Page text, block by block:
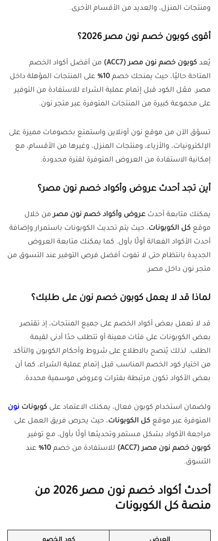
ومنتجات المنزل، والعديد من الأقسام الأخرى.
أقوى كوبون خصم نون مصر 2026؟
يُعد كوبون خصم نون مصر (ACC7)
من أفضل أكواد الخصم
المتاحة حاليًا، حيث يمنحك خصم 10%
على المنتجات المؤهلة داخل
مصر. فعّل الكود قبل إتمام عملية الشراء للاستفادة من التوفير
على مجموعة كبيرة من المنتجات المتوفرة عبر متجر نون.
تسوّق الآن من موقع نون أونلاين واستمتع بخصومات مميزة على
الإلكترونيات، والأزياء، ومنتجات المنزل، وغيرها من الأقسام، مع
إمكانية الاستفادة من العروض المتوفرة لفترة محدودة.
أين تجد أحدث عروض وأكواد خصم نون مصر؟
يمكنك متابعة أحدث عروض وأكواد خصم نون مصرمن خلال
موقع كل الكوبونات، حيث يتم تحديث الكوبونات باستمرار وإضافة
أحدث الأكواد الفعالة أولًا بأول. كما يمكنك متابعة العروض
الجديدة بانتظام حتى لا تفوت أفضل فرص التوفير عند التسوق من
متجر نون داخل مصر.
لماذا قد لا يعمل كوبون خصم نون على طلبك؟
قد لا تعمل بعض أكواد الخصم على جميع المنتجات، إذ تقتصر
بعض الكوبونات على فئات معينة أو تتطلب حدًا أدنى لقيمة
الطلب. لذلك يُنصح بالاطلاع على شروط وأحكام الكوبون والتأكد
من اختيار كود الخصم المناسب قبل إتمام عملية الشراء، كما أن
بعض الأكواد تكون مرتبطة بفترات وعروض موسمية محددة.
ولضمان استخدام كوبون فعال، يمكنك الاعتماد على كوبونات نون
المتوفرة عبر موقع كل الكوبونات، حيث يحرص فريق العمل على
مراجعة الأكواد بشكل مستمر وتحديثها أولًا بأول، مع توفير
كوبون خصم نون مصر (ACC7)
للاستفادة من خصم 10%
عند
التسوق.
أحدث أكواد خصم نون مصر 2026 من
منصة كل الكوبونات